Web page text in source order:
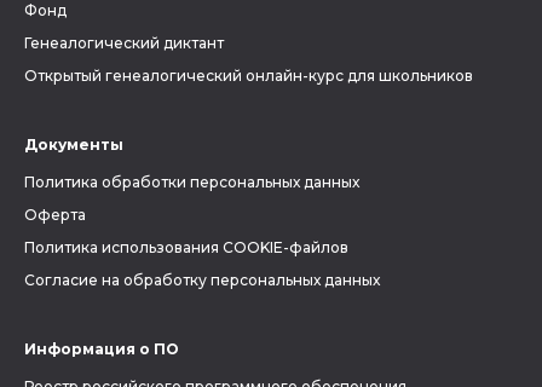
Фонд
Генеалогический диктант
Открытый генеалогический онлайн-курс для школьников
Документы
Политика обработки персональных данных
Оферта
Политика использования COOKIE-файлов
Согласие на обработку персональных данных
Информация о ПО